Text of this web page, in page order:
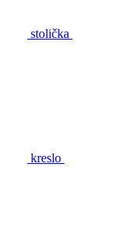
stolička
kreslo